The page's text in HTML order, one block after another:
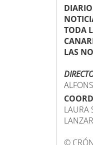
TODA
LAS
LAURA
©